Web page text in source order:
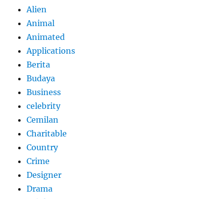
Alien
Animal
Animated
Applications
Berita
Budaya
Business
celebrity
Cemilan
Charitable
Country
Crime
Designer
Drama